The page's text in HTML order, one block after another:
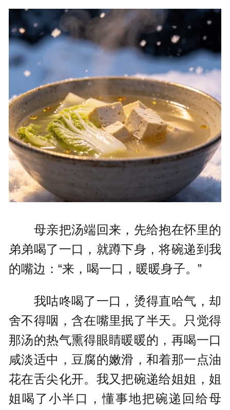
母亲把汤端回来，先给抱在怀里的
弟弟喝了一口，就蹲下身，将碗递到我
的嘴边：“来，喝一口，暖暖身子。”
我咕咚喝了一口，烫得直哈气，却
舍不得咽，含在嘴里抿了半天。只觉得
那汤的热气熏得眼睛暖暖的，再喝一口
咸淡适中，豆腐的嫩滑，和着那一点油
花在舌尖化开。我又把碗递给姐姐，姐
姐喝了小半口，懂事地把碗递回给母